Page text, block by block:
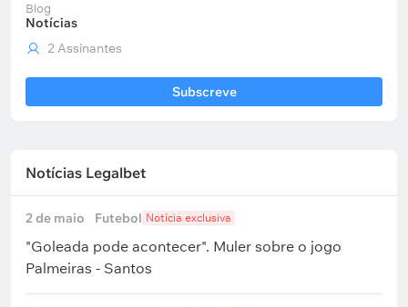
Blog
Notícias
2 Assinantes
Subscreve
Notícias Legalbet
2 de maio Futebol Notícia exclusiva
"Goleada pode acontecer". Muler sobre o jogo
Palmeiras - Santos